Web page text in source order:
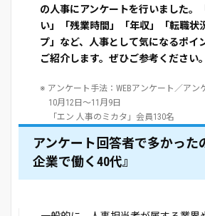
の人事にアンケートを行いました。
い」「残業時間」「年収」「転職状
プ」など、人事として気になるポイ
ご紹介します。ぜひご参考ください。
※ アンケート手法：WEBアンケート／アン
10月12日～11月9日
「エン 人事のミカタ」会員130名
アンケート回答者で多かった
企業で働く40代』